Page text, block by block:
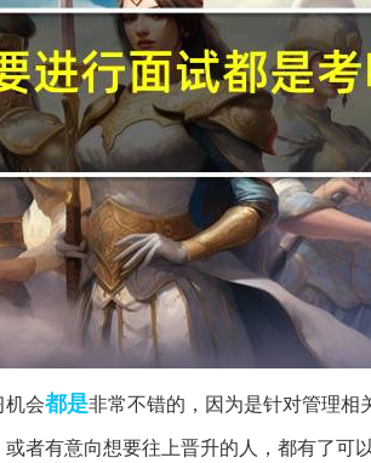
会都是非常不错的，因为是针对管理
者有意向想要往上晋升的人，都有了可